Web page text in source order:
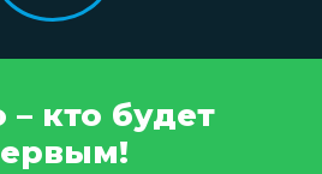
кто будет